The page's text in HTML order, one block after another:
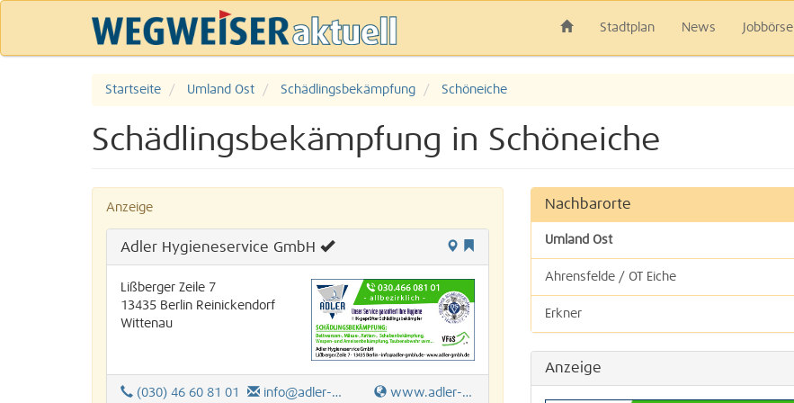
Stadtplan News Jobbörse
Startseite Umland Ost Schädlingsbekämpfung Schöneiche
Schädlingsbekämpfung in Schöneiche
Anzeige
Adler Hygieneservice GmbH
Lißberger Zeile 7
13435 Berlin Reinickendorf
Wittenau
(030) 46 60 81 01 info@adler-gmbh.de www.adler-gmbh.de
Nachbarorte
Umland Ost
Ahrensfelde / OT Eiche
Erkner
Hoppegarten OT Dahlwitz-Hoppegarten
Hoppegarten OT Hönow
Anzeige